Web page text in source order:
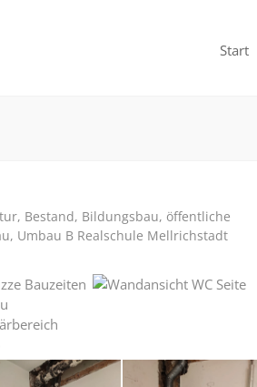
Start
, Bestand, Bildungsbau, öffentliche
, Umbau B Realschule Mellrichstadt